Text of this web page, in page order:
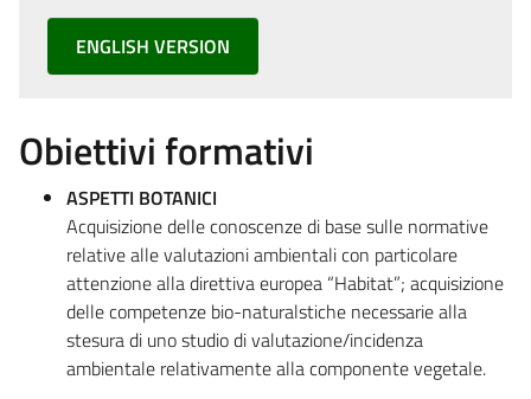
ENGLISH VERSION
Obiettivi formativi
ASPETTI BOTANICI
Acquisizione delle conoscenze di base sulle normative
relative alle valutazioni ambientali con particolare
attenzione alla direttiva europea “Habitat”; acquisizione
delle competenze bio-naturalstiche necessarie alla
stesura di uno studio di valutazione/incidenza
ambientale relativamente alla componente vegetale.